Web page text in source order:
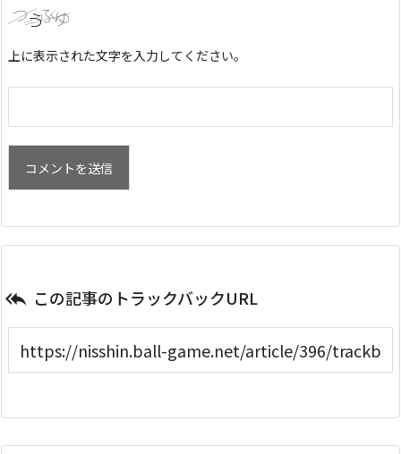
上に表示された文字を入力してください。
 この記事のトラックバックURL